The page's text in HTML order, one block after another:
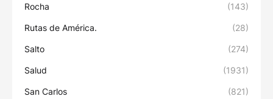
Rocha (143)
Rutas de América. (28)
Salto (274)
Salud (1931)
San Carlos (821)